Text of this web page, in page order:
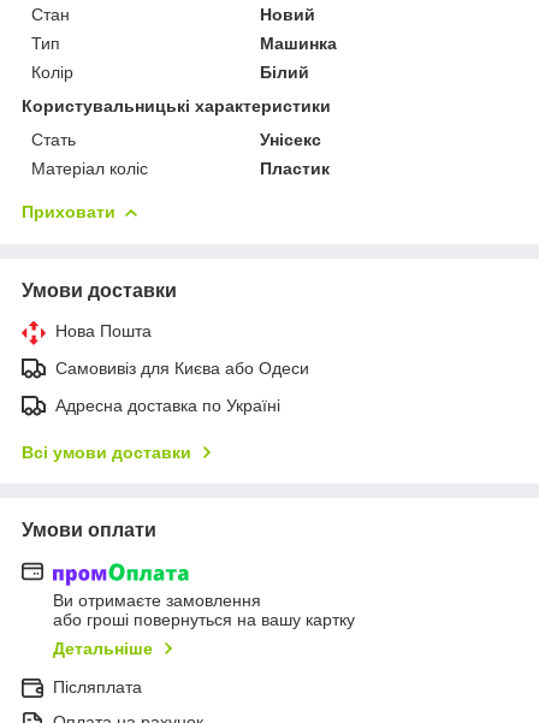
Стан
Новий
Тип
Машинка
Колір
Білий
Користувальницькі характеристики
Стать
Унісекс
Матеріал коліс
Пластик
Приховати
Умови доставки
Нова Пошта
Самовивіз для Києва або Одеси
Адресна доставка по Україні
Всі умови доставки
Умови оплати
Ви отримаєте замовлення
або гроші повернуться на вашу картку
Детальніше
Післяплата